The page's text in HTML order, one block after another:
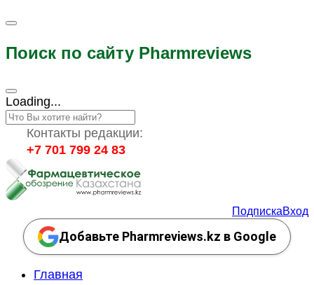
Поиск по сайту Pharmreviews
Loading...
Контакты редакции:
+7 701 799 24 83
ПодпискаВход
Добавьте Pharmreviews.kz в Google
Главная